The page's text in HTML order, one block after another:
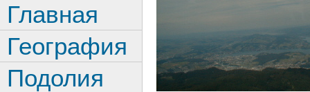
Главная
География
Подолия